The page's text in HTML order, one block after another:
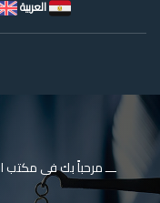
العربية
ـــ مرحباً بك فى مكتب